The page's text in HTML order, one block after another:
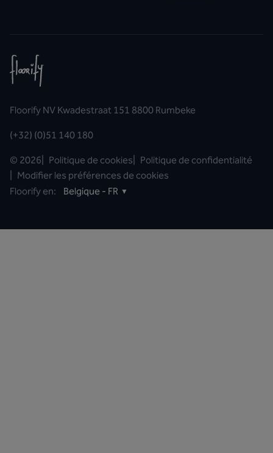
Floorify NV Kwadestraat 151 8800 Rumbeke
(+32) (0)51 140 180
© 2026 Politique de cookies
Politique de confidentialité
Modifier les préférences de cookies
Floorify en:
Belgique - FR ▼